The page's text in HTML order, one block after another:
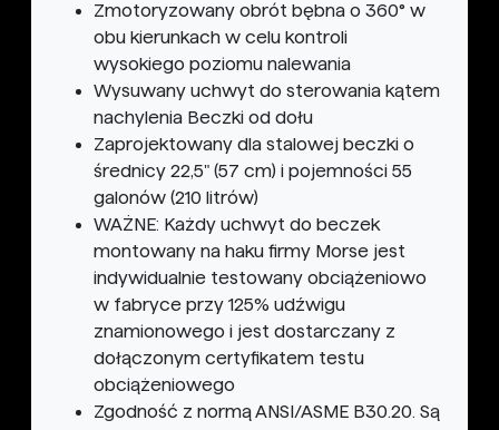
Zmotoryzowany obrót bębna o 360° w
obu kierunkach w celu kontroli
wysokiego poziomu nalewania
Wysuwany uchwyt do sterowania kątem
nachylenia Beczki od dołu
Zaprojektowany dla stalowej beczki o
średnicy 22,5" (57 cm) i pojemności 55
galonów (210 litrów)
WAŻNE: Każdy uchwyt do beczek
montowany na haku firmy Morse jest
indywidualnie testowany obciążeniowo
w fabryce przy 125% udźwigu
znamionowego i jest dostarczany z
dołączonym certyfikatem testu
obciążeniowego
Zgodność z normą ANSI/ASME B30.20. Są